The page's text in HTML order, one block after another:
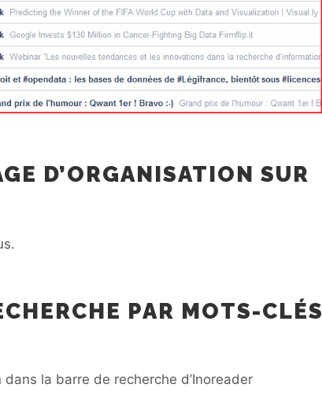
D’ORGANISATION SUR
PAR MOTS-CLÉS
la barre de recherche d’Inoreader